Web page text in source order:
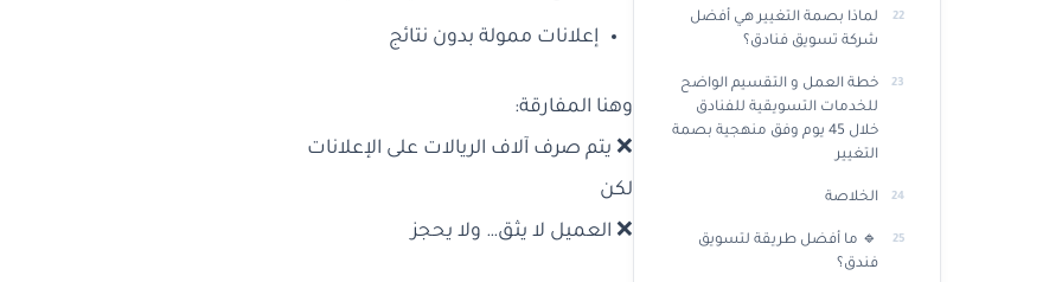
إعلانات ممولة بدون نتائج
وهنا المفارقة:
❌ يتم صرف آلاف الريالات على الإعلانات
لكن
❌ العميل لا يثق… ولا يحجز
لماذا بصمة التغيير هي أفضل
شركة تسويق فنادق؟
خطة العمل و التقسيم الواضح
للخدمات التسويقية للفنادق
خلال 45 يوم وفق منهجية بصمة
التغيير
الخلاصة
🔹 ما أفضل طريقة لتسويق
فندق؟